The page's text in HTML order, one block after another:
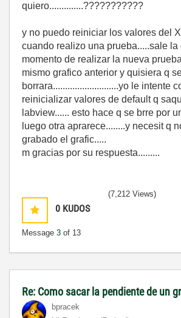
quiero..............???????????
y no puedo reiniciar los valores del
cuando realizo una prueba.....sale la
momento de realizar la nueva
mismo grafico anterior y quisiera q
borrara...........................yo le intente
reinicializar valores de default q
labview...... esto hace q se brre por
luego otra aprarece........y necesit q
grabado el grafic.....
m gracias por su respuesta.........
0 KUDOS
Message 3 of 13
(7,212 Views)
Re: Como sacar la pendiente de un
bpracek